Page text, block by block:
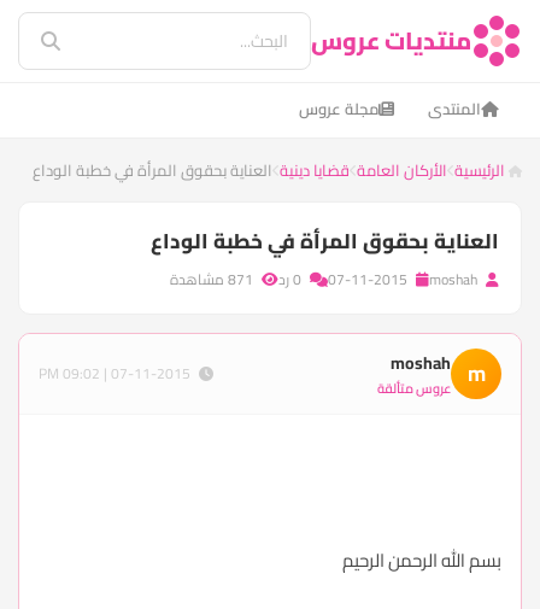
منتديات عروس
المنتدى مجلة عروس
الرئيسية الأركان العامة قضايا دينية العناية بحقوق المرأة في خطبة الوداع
العناية بحقوق المرأة في خطبة الوداع
m
moshah
عروس متألقة
بسم الله الرحمن الرحيم